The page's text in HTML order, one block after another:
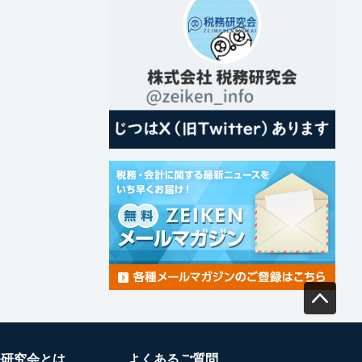
究会とは よくあるご質問